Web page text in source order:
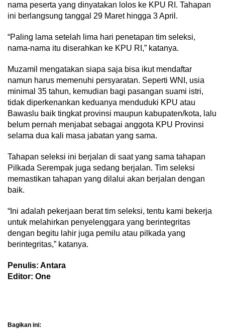
nama peserta yang dinyatakan lolos ke KPU RI. Tahapan
ini berlangsung tanggal 29 Maret hingga 3 April.
“Paling lama setelah lima hari penetapan tim seleksi,
nama-nama itu diserahkan ke KPU RI,” katanya.
Muzamil mengatakan siapa saja bisa ikut mendaftar
namun harus memenuhi persyaratan. Seperti WNI, usia
minimal 35 tahun, kemudian bagi pasangan suami istri,
tidak diperkenankan keduanya menduduki KPU atau
Bawaslu baik tingkat provinsi maupun kabupaten/kota, lalu
belum pernah menjabat sebagai anggota KPU Provinsi
selama dua kali masa jabatan yang sama.
Tahapan seleksi ini berjalan di saat yang sama tahapan
Pilkada Serempak juga sedang berjalan. Tim seleksi
memastikan tahapan yang dilalui akan berjalan dengan
baik.
“Ini adalah pekerjaan berat tim seleksi, tentu kami bekerja
untuk melahirkan penyelenggara yang berintegritas
dengan begitu lahir juga pemilu atau pilkada yang
berintegritas,” katanya.
Penulis: Antara
Editor: One
Bagikan ini: